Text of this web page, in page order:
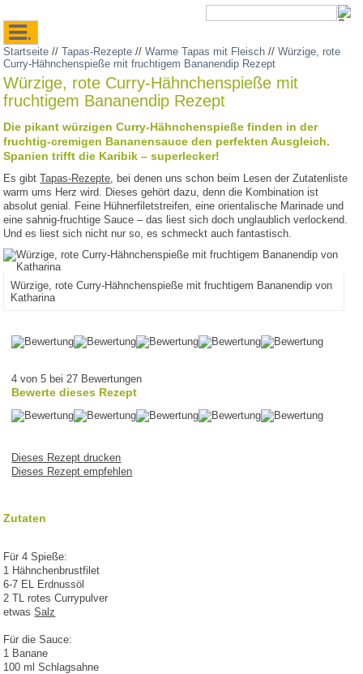
.
Startseite //Tapas-Rezepte //Warme Tapas mit Fleisch //Würzige, rote
Curry-Hähnchenspieße mit fruchtigem Bananendip Rezept
Würzige, rote Curry-Hähnchenspieße mit
fruchtigem Bananendip Rezept
Die pikant würzigen Curry-Hähnchenspieße finden in der
fruchtig-cremigen Bananensauce den perfekten Ausgleich.
Spanien trifft die Karibik – superlecker!
Es gibtTapas-Rezepte, bei denen uns schon beim Lesen der Zutatenliste
warm ums Herz wird. Dieses gehört dazu, denn die Kombination ist
absolut genial. Feine Hühnerfiletstreifen, eine orientalische Marinade und
eine sahnig-fruchtige Sauce – das liest sich doch unglaublich verlockend.
Und es liest sich nicht nur so, es schmeckt auch fantastisch.
Würzige, rote Curry-Hähnchenspieße mit fruchtigem Bananendip von
Katharina
4 von 5 bei 27 Bewertungen
Bewerte dieses Rezept
Dieses Rezept drucken
Dieses Rezept empfehlen
Zutaten
Für 4 Spieße:
1 Hähnchenbrustfilet
6-7 EL Erdnussöl
2 TL rotes Currypulver
etwasSalz
Für die Sauce:
1 Banane
100 ml Schlagsahne